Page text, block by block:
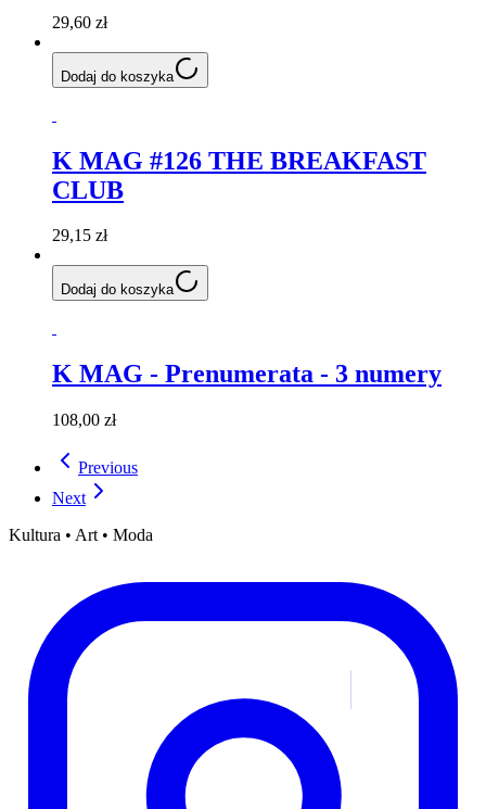
29,60 zł
Dodaj do koszyka
K MAG #126 THE BREAKFAST
CLUB
29,15 zł
Dodaj do koszyka
K MAG - Prenumerata - 3 numery
108,00 zł
Previous
Next
Kultura • Art • Moda